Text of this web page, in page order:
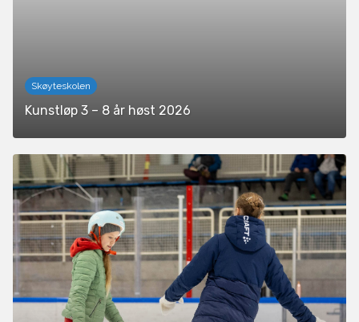
Skøyteskolen
Kunstløp 3 – 8 år høst 2026